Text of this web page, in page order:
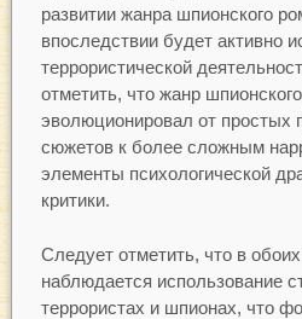
развитии жанра шпионского
впоследствии будет активно
террористической
отметить, что жанр
эволюционировал от простых
сюжетов к более сложным
элементы психологической
критики.
Следует отметить, что в
наблюдается использование
террористах и шпионах, что